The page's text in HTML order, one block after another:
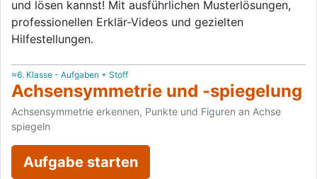
und lösen kannst! Mit ausführlichen Musterlösungen,
professionellen Erklär-Videos und gezielten
Hilfestellungen.
≈6. Klasse - Aufgaben + Stoff
Achsensymmetrie und -spiegelung
Achsensymmetrie erkennen, Punkte und Figuren an Achse
spiegeln
Aufgabe starten